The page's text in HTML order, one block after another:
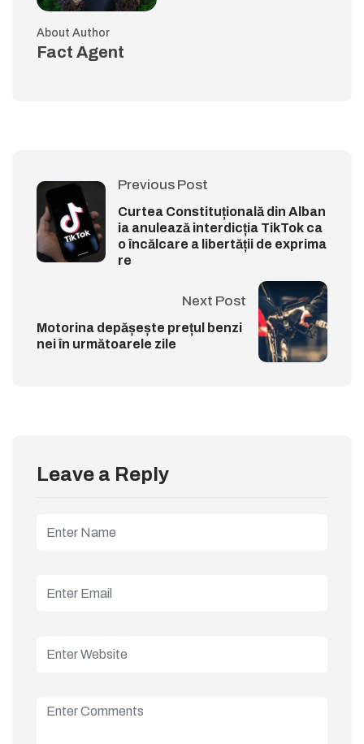
About Author
Fact Agent
Previous Post
Curtea Constituțională din Alban
ia anulează interdicția TikTok ca
o încălcare a libertății de exprima
re
Next Post
Motorina depășește prețul benzi
nei în următoarele zile
Leave a Reply